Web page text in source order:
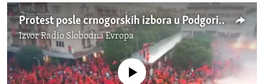
Protest posle crnogorskih izbora u Podgorici
IzvorRadio Slobodna Evropa
No media source currently available